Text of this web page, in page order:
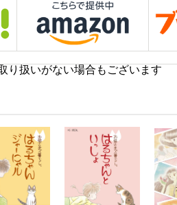
り扱いがない場合もございます